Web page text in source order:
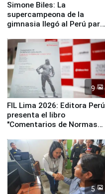
Simone Biles: La
supercampeona de la
gimnasia llegó al Perú para
Panamericanos Lima 2027
9
FIL Lima 2026: Editora Perú
presenta el libro
"Comentarios de Normas
Derecho Colectivo"
5